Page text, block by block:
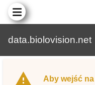
data.biolovision.net
Aby wejść